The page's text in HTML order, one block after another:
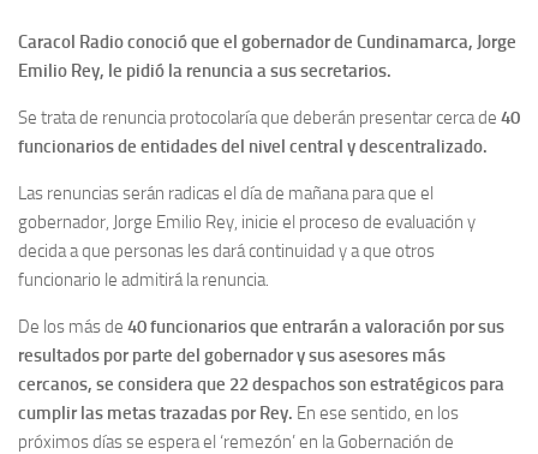
Caracol Radio conoció que el gobernador de Cundinamarca, Jorge
Emilio Rey, le pidió la renuncia a sus secretarios.
Se trata de renuncia protocolaría que deberán presentar cerca de 40
funcionarios de entidades del nivel central y descentralizado.
Las renuncias serán radicas el día de mañana para que el
gobernador, Jorge Emilio Rey, inicie el proceso de evaluación y
decida a que personas les dará continuidad y a que otros
funcionario le admitirá la renuncia.
De los más de 40 funcionariosque entrarán a valoración por sus
resultados por parte del gobernador y sus asesores más
cercanos, se considera que 22 despachos son estratégicos para
cumplir las metas trazadas por Rey. En ese sentido, en los
próximos días se espera el ‘remezón’ en la Gobernación de